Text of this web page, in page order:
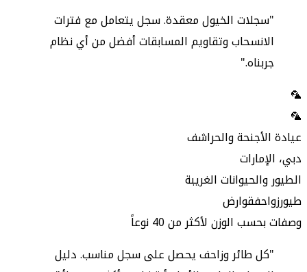
"سجلات الخيول معقدة. سجل يتعامل مع فترات
الانسحاب وتقاويم المسابقات أفضل من أي نظام
جربناه."
🦜
🦜
عيادة الأجنحة والحراشف
دبي، الإمارات
الطيور والحيوانات الغريبة
طيورزواحفقوارض
وصفات بحسب الوزن لأكثر من 40 نوعاً
"كل طائر وزاحف يحصل على سجل مناسب. دليل